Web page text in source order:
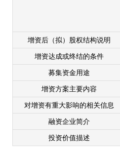
增资后（拟）股权结构说明
增资达成或终结的条件
募集资金用途
增资方案主要内容
对增资有重大影响的相关信息
融资企业简介
投资价值描述